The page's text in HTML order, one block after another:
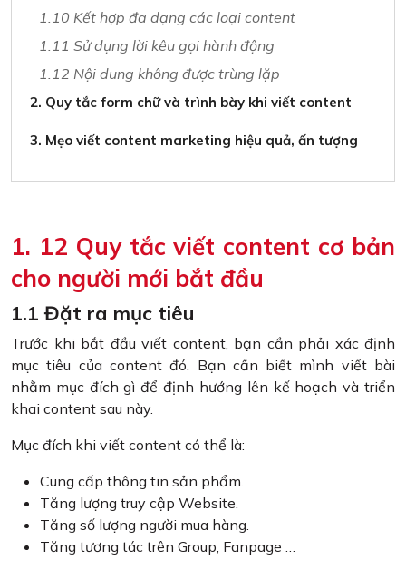
1.10 Kết hợp đa dạng các loại content
1.11 Sử dụng lời kêu gọi hành động
1.12 Nội dung không được trùng lặp
2. Quy tắc form chữ và trình bày khi viết content
3. Mẹo viết content marketing hiệu quả, ấn tượng
1. 12 Quy tắc viết content cơ bản
cho người mới bắt đầu
1.1 Đặt ra mục tiêu
Trước khi bắt đầu viết content, bạn cần phải xác định
mục tiêu của content đó. Bạn cần biết mình viết bài
nhằm mục đích gì để định hướng lên kế hoạch và triển
khai content sau này.
Mục đích khi viết content có thể là:
Cung cấp thông tin sản phẩm.
Tăng lượng truy cập Website.
Tăng số lượng người mua hàng.
Tăng tương tác trên Group, Fanpage …